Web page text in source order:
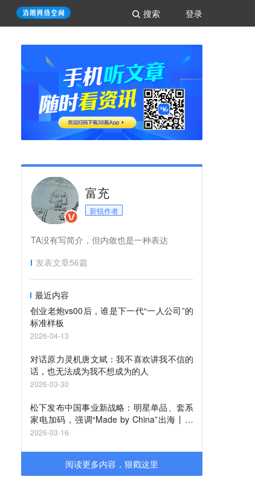
登录
搜索
富充
新锐作者
TA没有写简介，但内敛也是一种表达
发表文章56篇
最近内容
创业老炮vs00后，谁是下一代“一人公司”的
标准样板
2026-04-13
对话原力灵机唐文斌：我不喜欢讲我不信的
话，也无法成为我不想成为的人
2026-03-30
松下发布中国事业新战略：明星单品、套系
家电加码，强调“Made by China”出海丨最
前线
2026-03-16
阅读更多内容，狠戳这里